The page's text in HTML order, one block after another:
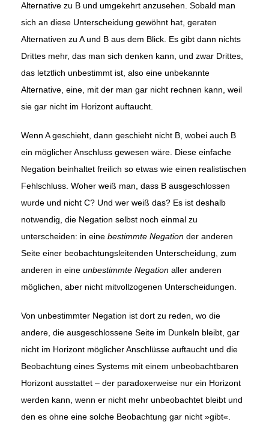
Alternative zu B und umgekehrt anzusehen. Sobald man
sich an diese Unterscheidung gewöhnt hat, geraten
Alternativen zu A und B aus dem Blick. Es gibt dann nichts
Drittes mehr, das man sich denken kann, und zwar Drittes,
das letztlich unbestimmt ist, also eine unbekannte
Alternative, eine, mit der man gar nicht rechnen kann, weil
sie gar nicht im Horizont auftaucht.
Wenn A geschieht, dann geschieht nicht B, wobei auch B
ein möglicher Anschluss gewesen wäre. Diese einfache
Negation beinhaltet freilich so etwas wie einen realistischen
Fehlschluss. Woher weiß man, dass B ausgeschlossen
wurde und nicht C? Und wer weiß das? Es ist deshalb
notwendig, die Negation selbst noch einmal zu
unterscheiden: in eine bestimmte Negation der anderen
Seite einer beobachtungsleitenden Unterscheidung, zum
anderen in eine unbestimmte Negation aller anderen
möglichen, aber nicht mitvollzogenen Unterscheidungen.
Von unbestimmter Negation ist dort zu reden, wo die
andere, die ausgeschlossene Seite im Dunkeln bleibt, gar
nicht im Horizont möglicher Anschlüsse auftaucht und die
Beobachtung eines Systems mit einem unbeobachtbaren
Horizont ausstattet – der paradoxerweise nur ein Horizont
werden kann, wenn er nicht mehr unbeobachtet bleibt und
den es ohne eine solche Beobachtung gar nicht »gibt«.